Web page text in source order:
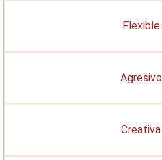
Flexible
Agresivo
Creativa